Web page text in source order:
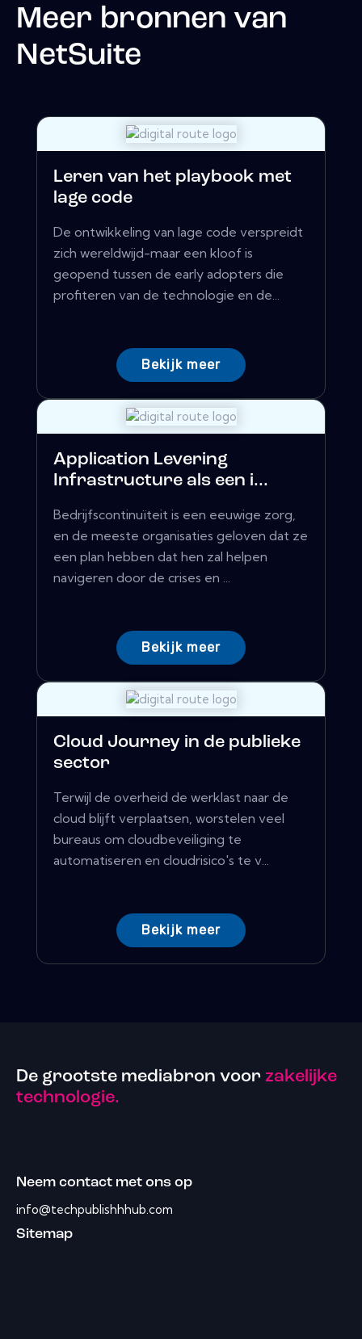
Meer bronnen van
NetSuite
Leren van het playbook met
lage code
De ontwikkeling van lage code verspreidt
zich wereldwijd-maar een kloof is
geopend tussen de early adopters die
profiteren van de technologie en de...
Bekijk meer
Application Levering
Infrastructure als een i...
Bedrijfscontinuïteit is een eeuwige zorg,
en de meeste organisaties geloven dat ze
een plan hebben dat hen zal helpen
navigeren door de crises en ...
Bekijk meer
Cloud Journey in de publieke
sector
Terwijl de overheid de werklast naar de
cloud blijft verplaatsen, worstelen veel
bureaus om cloudbeveiliging te
automatiseren en cloudrisico's te v...
Bekijk meer
De grootste mediabron voor zakelijke
technologie.
Neem contact met ons op
info@techpublishhhub.com
Sitemap